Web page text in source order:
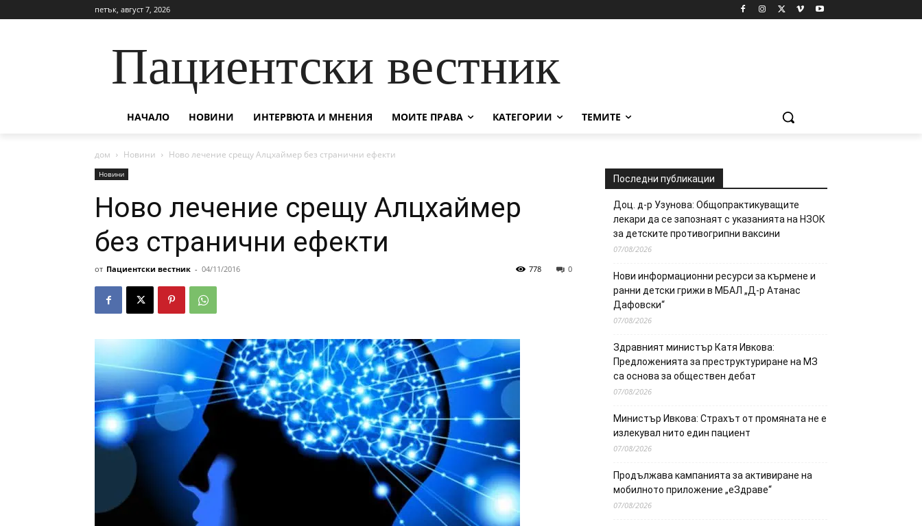
петък, август 7, 2026
Пациентски вестник
НАЧАЛО НОВИНИ ИНТЕРВЮТА И МНЕНИЯ МОИТЕ ПРАВА КАТЕГОРИИ ТЕМИТЕ
дом Новини Ново лечение срещу Алцхаймер без странични ефекти
Новини
Ново лечение срещу Алцхаймер
без странични ефекти
от Пациентски вестник - 04/11/2016 0
778
Последни публикации
Доц. д-р Узунова: Общопрактикуващите
лекари да се запознаят с указанията на НЗОК
за детските противогрипни ваксини
07/08/2026
Нови информационни ресурси за кърмене и
ранни детски грижи в МБАЛ „Д-р Атанас
Дафовски“
07/08/2026
Здравният министър Катя Ивкова:
Предложенията за преструктуриране на МЗ
са основа за обществен дебат
07/08/2026
Министър Ивкова: Страхът от промяната не е
излекувал нито един пациент
07/08/2026
Продължава кампанията за активиране на
мобилното приложение „еЗдраве“
07/08/2026